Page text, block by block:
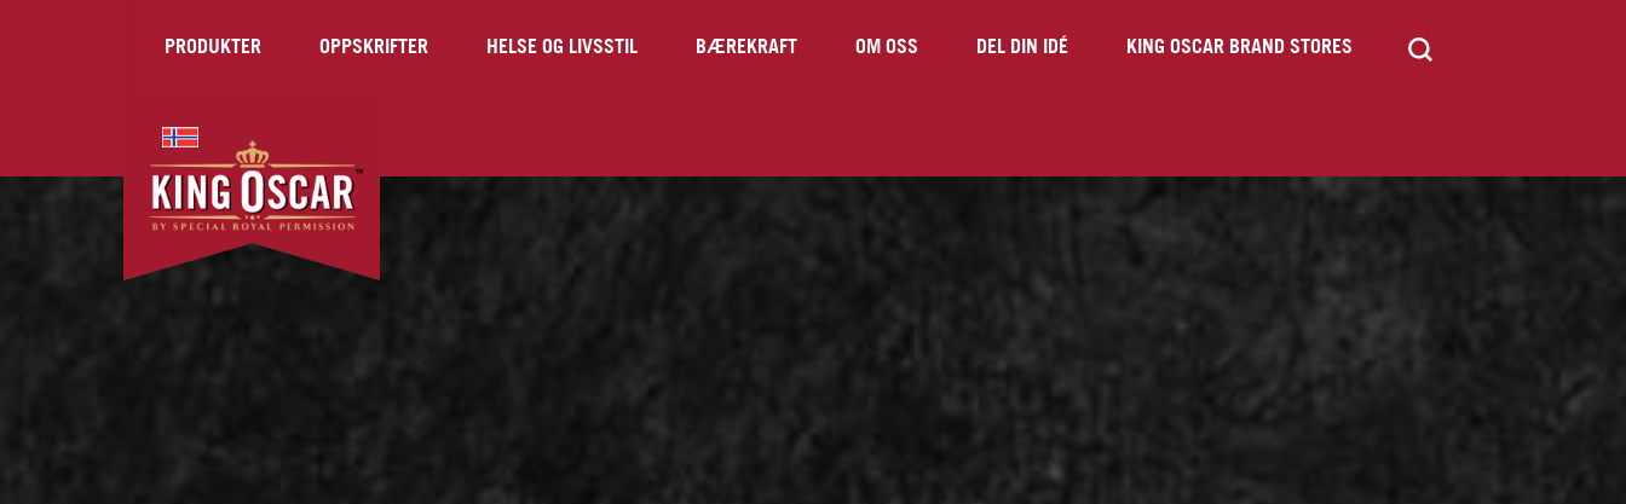
PRODUKTER OPPSKRIFTER HELSE OG LIVSSTIL BÆREKRAFT OM OSS DEL DIN IDÉ KING OSCAR BRAND STORES